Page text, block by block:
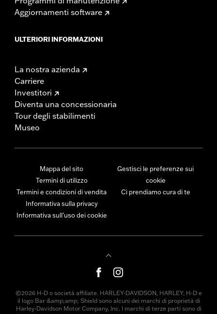
Aggiornamenti software
ULTERIORI INFORMAZIONI
La nostra azienda
Carriere
Investitori
Diventa una concessionaria
Tour degli stabilimenti
Museo
Mappa del sito
Termini di utilizzo
Termini e condizioni di vendita
Informativa sulla privacy
Informativa sull’uso dei cookie
Gestisci le preferenze sui
cookie
Ci prendiamo cura di te
©2026 H-D o società affiliate. HARLEY-DAVIDSON, HARLEY, H-D e
il logo Bar &amp;amp; Shield sono alcuni dei marchi di proprietà di
Harley-Davidson Motor Company, Inc. I marchi di terze parti sono di